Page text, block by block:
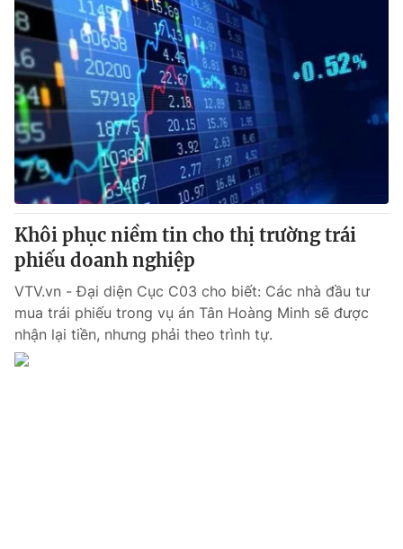
VTV Money VTV Thể thao
VTV Sức khoẻ Bất động sản
Thị trường 24h Tấm lòng Việt
VTV4 Vươn mình bằng AI
VTV9
Liên hệ tòa soạn English
Khôi phục niềm tin cho thị trường trái
phiếu doanh nghiệp
VTV.vn - Đại diện Cục C03 cho biết: Các nhà đầu tư
mua trái phiếu trong vụ án Tân Hoàng Minh sẽ được
nhận lại tiền, nhưng phải theo trình tự.